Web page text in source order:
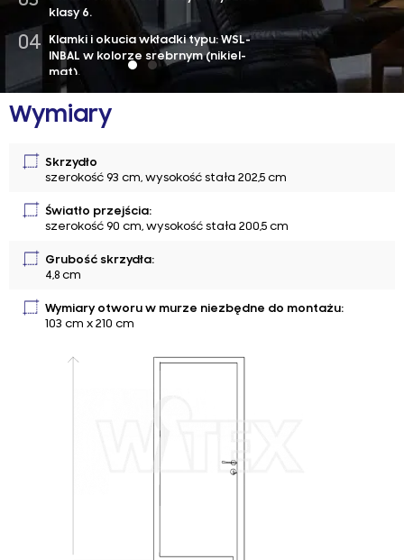
klasy 6.
Klamki i
INBAL w
mat).
Wymiary
Skrzydło
szerokość 93 cm, wysokość stała 202,5 cm
Światło przejścia:
szerokość 90 cm, wysokość stała 200,5 cm
Grubość skrzydła:
4,8 cm
Wymiary otworu w murze niezbędne do montażu:
103 cm x 210 cm